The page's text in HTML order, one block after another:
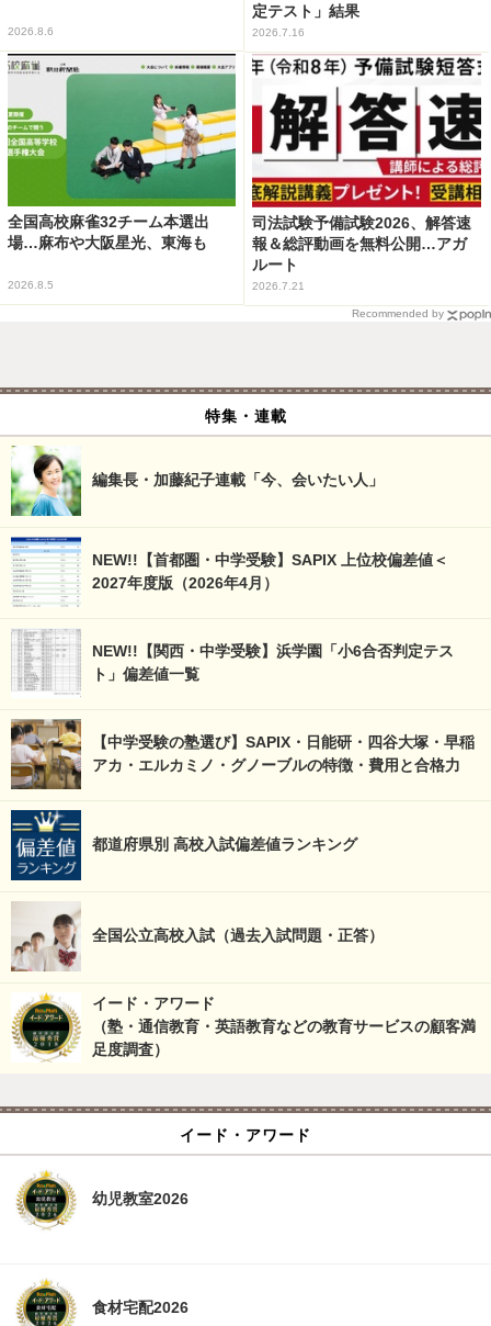
2026.8.6
定テスト」結果
2026.7.16
全国高校麻雀32チーム本選出
場…麻布や大阪星光、東海も
2026.8.5
司法試験予備試験2026、解答速
報＆総評動画を無料公開…アガ
ルート
2026.7.21
Recommended by
特集・連載
編集長・加藤紀子連載「今、会いたい人」
NEW!!【首都圏・中学受験】SAPIX 上位校偏差値＜
2027年度版（2026年4月）
NEW!!【関西・中学受験】浜学園「小6合否判定テス
ト」偏差値一覧
【中学受験の塾選び】SAPIX・日能研・四谷大塚・早稲
アカ・エルカミノ・グノーブルの特徴・費用と合格力
都道府県別 高校入試偏差値ランキング
全国公立高校入試（過去入試問題・正答）
イード・アワード
（塾・通信教育・英語教育などの教育サービスの顧客満
足度調査）
イード・アワード
幼児教室2026
食材宅配2026